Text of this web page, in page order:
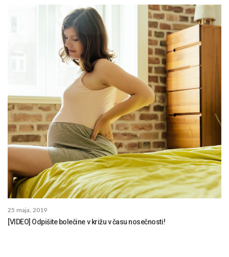
25 maja, 2019
[VIDEO] Odpišite bolečine v križu v času nosečnosti!